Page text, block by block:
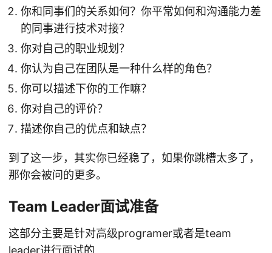
你和同事们的关系如何？你平常如何和沟通能力差
的同事进行技术对接？
你对自己的职业规划？
你认为自己在团队是一种什么样的角色？
你可以描述下你的工作嘛？
你对自己的评价？
描述你自己的优点和缺点？
到了这一步，其实你已经稳了，如果你跳槽太多了，
那你会被问的更多。
Team Leader面试准备
这部分主要是针对高级programer或者是team
leader进行面试的